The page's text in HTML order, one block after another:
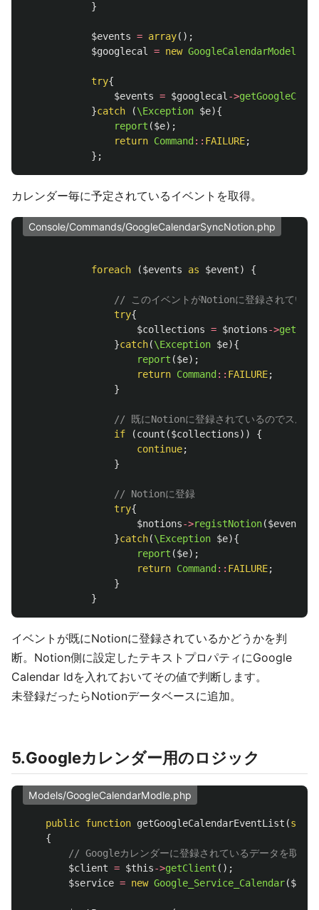
}
$events = array();
$googlecal = new GoogleCalendarModel
try{
$events = $googlecal->
}catch (\Exception $e){
report ($e);
return Command :: FAILURE;
};
カレンダー毎に予定されているイベントを取得。
Console/Commands/GoogleCalendarSyncNotion.php
foreach ($events as $event) {
// このイベントがNotionに登録されている
try{
$collections = $notions->
}catch(\Exception $e){
report ($e);
return Command :: FAILURE;
}
// 既にNotionに登録されているのでスルー
if
(count ($collections))
{
continue;
}
// Notionに登録
try{
$notions->registNotion($event
}catch(\Exception $e){
report ($e);
return Command :: FAILURE;
}
}
イベントが既にNotionに登録されているかどうかを判
断。Notion側に設定したテキストプロパティにGoogle
Calendar Idを入れておいてその値で判断します。
未登録だったらNotionデータベースに追加。
5.Googleカレンダー用のロジック
Models/GoogleCalendarModle.php
public function getGoogleCalendarEventList (
{
// Googleカレンダーに登録されているデータを取得
$client = $this->getClient ();
$service = new Google_Service_Calendar(